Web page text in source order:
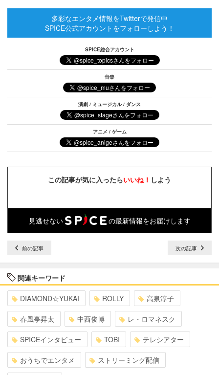
多彩なエンタメ情報をTwitterで発信中
SPICE公式アカウントをフォローしよう！
SPICE総合アカウント
音楽
演劇 / ミュージカル / ダンス
アニメ / ゲーム
この記事が気に入ったらいいね！ しよう
見逃せない の最新情報をお届けします
前の記事 次の記事
関連キーワード
DIAMOND☆YUKAI ROLLY 高泉淳子
春風亭昇太 中西俊博 レ・ロマネスク
SPICEインタビュー TOBI テレシアター
おうちでエンタメ ストリーミング配信